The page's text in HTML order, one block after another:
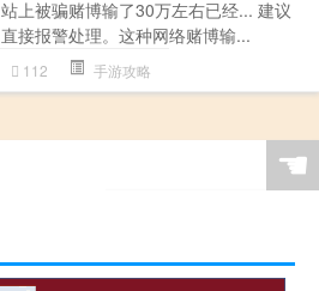
站上被骗赌博输了30万左右已经... 建议
直接报警处理。这种网络赌博输...
112 手游攻略
☚